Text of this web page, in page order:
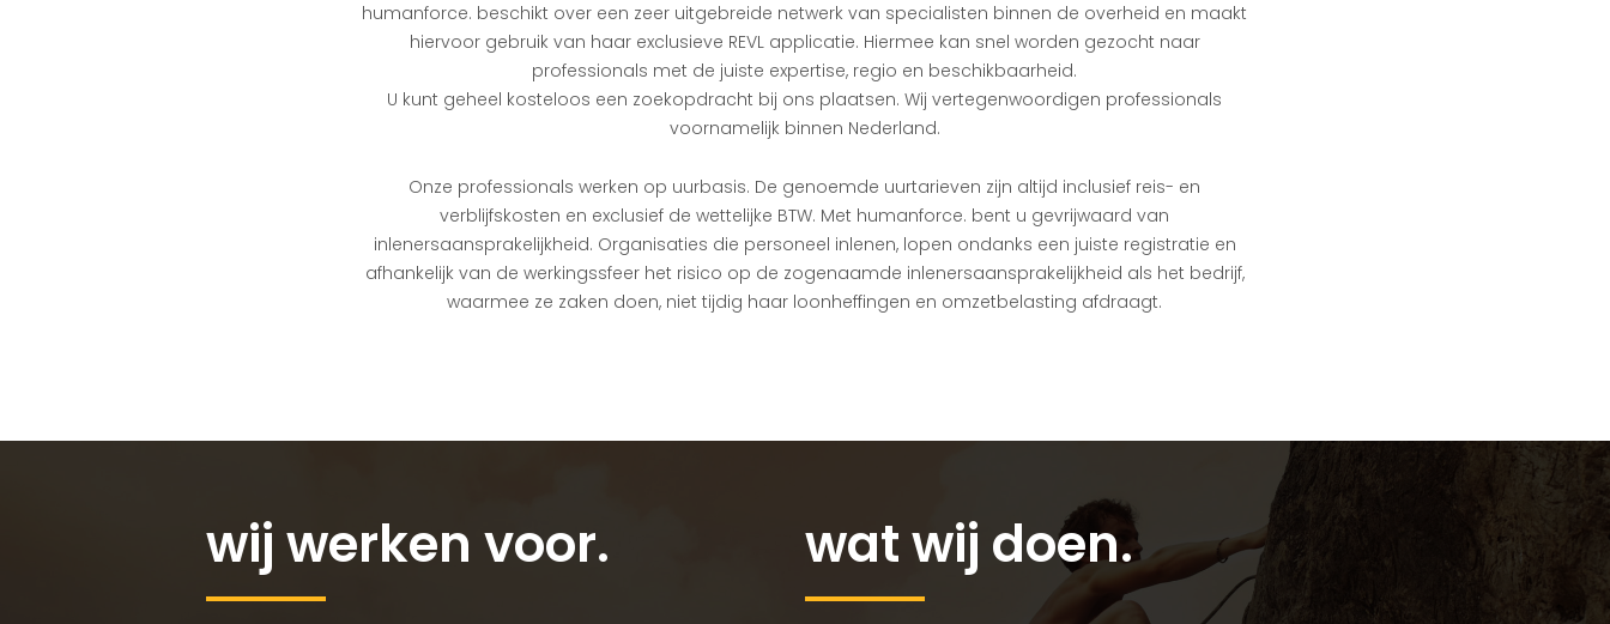
humanforce. beschikt over een zeer uitgebreide netwerk van specialisten binnen de overheid en maakt
hiervoor gebruik van haar exclusieve REVL applicatie. Hiermee kan snel worden gezocht naar
professionals met de juiste expertise, regio en beschikbaarheid.
U kunt geheel kosteloos een zoekopdracht bij ons plaatsen. Wij vertegenwoordigen professionals
voornamelijk binnen Nederland.
Onze professionals werken op uurbasis. De genoemde uurtarieven zijn altijd inclusief reis- en
verblijfskosten en exclusief de wettelijke BTW. Met humanforce. bent u gevrijwaard van
inlenersaansprakelijkheid. Organisaties die personeel inlenen, lopen ondanks een juiste registratie en
afhankelijk van de werkingssfeer het risico op de zogenaamde inlenersaansprakelijkheid als het bedrijf,
waarmee ze zaken doen, niet tijdig haar loonheffingen en omzetbelasting afdraagt.
wij werken voor. wat wij doen.